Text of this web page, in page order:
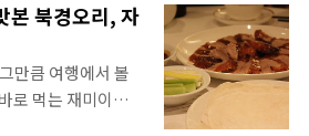
상이었다고 한다.
수준일까? 나는 북
지만 중국 여행의
수 있는 수준이라고
본 북경오리, 자
만큼 여행에서 볼
로 먹는 재미이다.